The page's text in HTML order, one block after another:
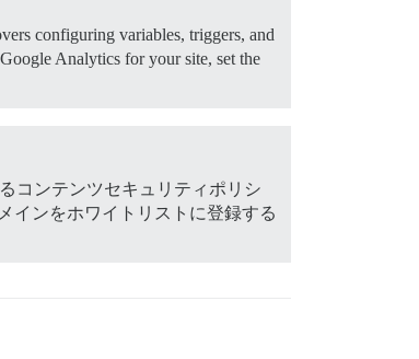
configuring variables, triggers, and
Analytics for your site, set the
コンテンツセキュリティポリシ
インをホワイトリストに登録する